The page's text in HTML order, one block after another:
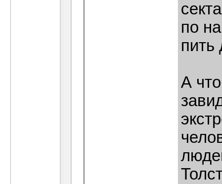
по
пить
А